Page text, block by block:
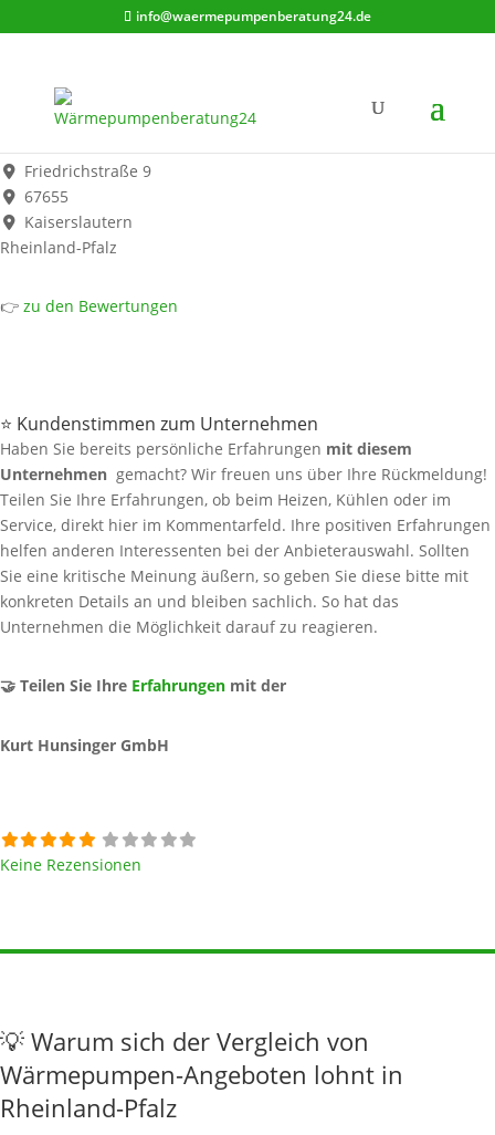
info@waermepumpenberatung24.de
Kurt Hunsinger GmbH
Werbung*
Friedrichstraße 9
67655
Kaiserslautern
Rheinland-Pfalz
👉 zu den Bewertungen
⭐ Kundenstimmen zum Unternehmen
Haben Sie bereits persönliche Erfahrungen mit diesem
Unternehmen gemacht? Wir freuen uns über Ihre Rückmeldung!
Teilen Sie Ihre Erfahrungen, ob beim Heizen, Kühlen oder im
Service, direkt hier im Kommentarfeld. Ihre positiven Erfahrungen
helfen anderen Interessenten bei der Anbieterauswahl. Sollten
Sie eine kritische Meinung äußern, so geben Sie diese bitte mit
konkreten Details an und bleiben sachlich. So hat das
Unternehmen die Möglichkeit darauf zu reagieren.
🤝 Teilen Sie Ihre Erfahrungen mit der
Kurt Hunsinger GmbH
Keine Rezensionen
💡 Warum sich der Vergleich von
Wärmepumpen-Angeboten lohnt in
Rheinland-Pfalz